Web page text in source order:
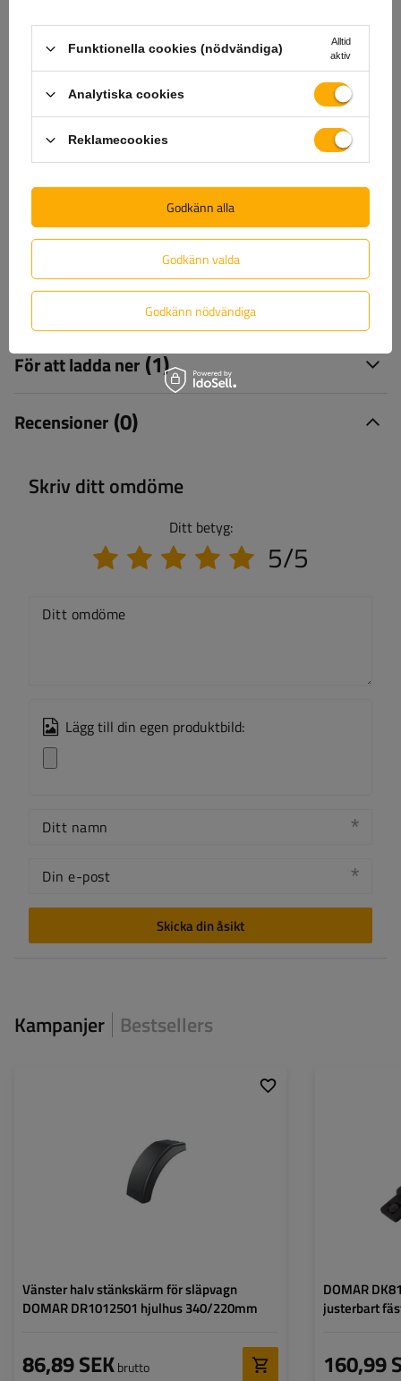
unitrailer@unitrailer.se
För att ladda ner(1)
Recensioner (0)
Skriv ditt omdöme
Ditt betyg:
5/5
Ditt omdöme
Lägg till din egen produktbild:
Ditt namn
Din e-post
Skicka din åsikt
Kampanjer Bestsellers
Vänster halv stänkskärm för släpvagn
DOMAR DR1012501 hjulhus 340/220mm
86,89 SEKbrutto
220 mm
280 mm
nej
DOMAR
justerbart
160,99
Funktionella cookies (nödvändiga)
Alltid
aktiv
Analytiska cookies
Reklamecookies
Godkänn valda
Godkänn nödvändiga
Godkänn alla